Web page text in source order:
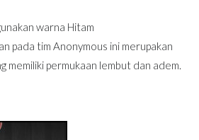
warna Hitam
pada tim Anonymous ini merupakan
memiliki permukaan lembut dan adem.